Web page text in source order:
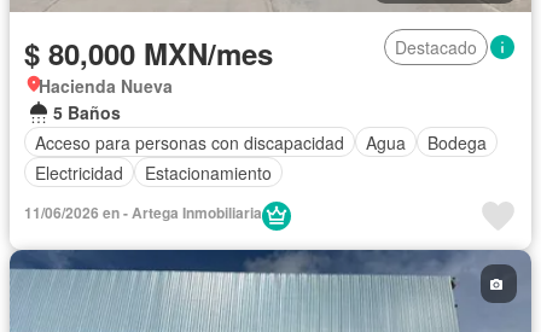
$ 80,000 MXN/mes
Destacado
Hacienda Nueva
5 Baños
Acceso para personas con discapacidad
Agua
Bodega
Electricidad
Estacionamiento
11/06/2026 en - Artega Inmobiliaria